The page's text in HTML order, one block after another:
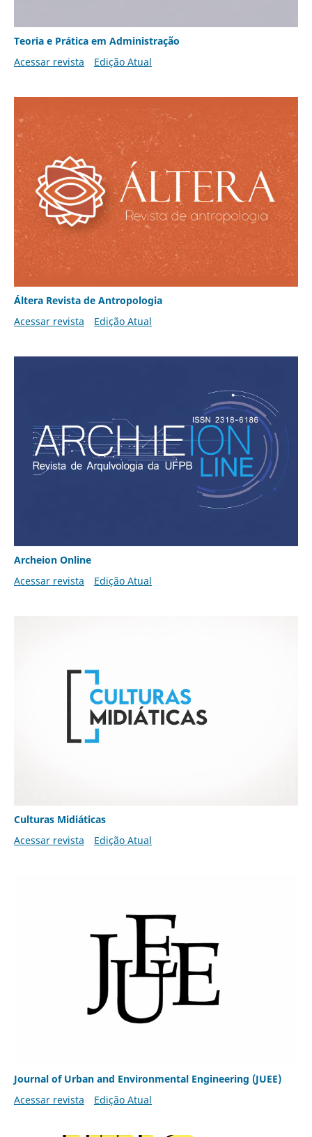
Teoria e Prática em Administração
Acessar revista
Edição Atual
Áltera Revista de Antropologia
Acessar revista
Edição Atual
Archeion Online
Acessar revista
Edição Atual
Culturas Midiáticas
Acessar revista
Edição Atual
Journal of Urban and Environmental Engineering (JUEE)
Acessar revista
Edição Atual